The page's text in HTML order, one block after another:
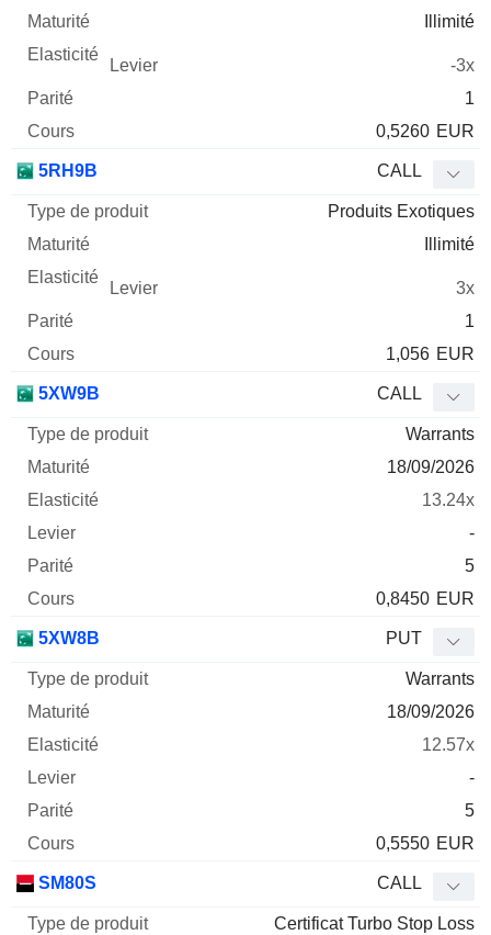
Illimité
-3x
1
0,5260 EUR
5RH9B CALL
Produits Exotiques
Illimité
3x
1
1,056 EUR
5XW9B CALL
Warrants
18/09/2026
13.24x
-
5
0,8450 EUR
5XW8B PUT
Warrants
18/09/2026
12.57x
-
5
0,5550 EUR
SM80S CALL
Certificat Turbo Stop Loss